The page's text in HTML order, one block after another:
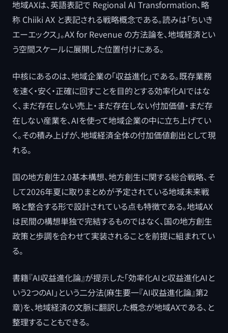
地域AXは、英語表記で Regional AI Transformation、略
称 Chiiki AX と表記される戦略概念である。読みは「ちいき
エーエックス」。AX for Revenue の方法論を、地域経済とい
う空間スケールに展開した位置付けにある。
中核にあるのは、地域企業の「収益進化」である。既存業務
を速く・安く・正確に回すことを目的とする効率化AIではな
く、まだ存在しない売上・まだ存在しない付加価値・まだ存
在しない産業を、AIを使って地域企業の中に立ち上げてい
く。その積み上げが、地域経済全体の付加価値創出として現
れる。
国の地方創生2.0基本構想、地方創生に関する総合戦略、そ
して2026年夏に取りまとめが予定されている地域未来戦
略と整合する形で設計されている点も特徴である。地域AX
は民間の構想単独で完結するものではなく、国の地方創生
政策と歩調を合わせて実装されることを前提に組まれてい
る。
書籍『AI収益進化論』が提示した「効率化AIと収益進化AIと
いう2つのAI」という二分法(麻生要一『AI収益進化論』第2
章)を、地域経済の文脈に翻訳した概念が地域AXである、と
整理することもできる。